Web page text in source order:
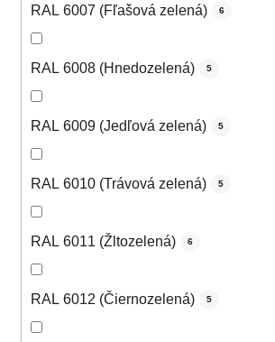
RAL 6007 (Fľašová zelená) 6
RAL 6008 (Hnedozelená) 5
RAL 6009 (Jedľová zelená) 5
RAL 6010 (Trávová zelená) 5
RAL 6011 (Žltozelená) 6
RAL 6012 (Čiernozelená) 5